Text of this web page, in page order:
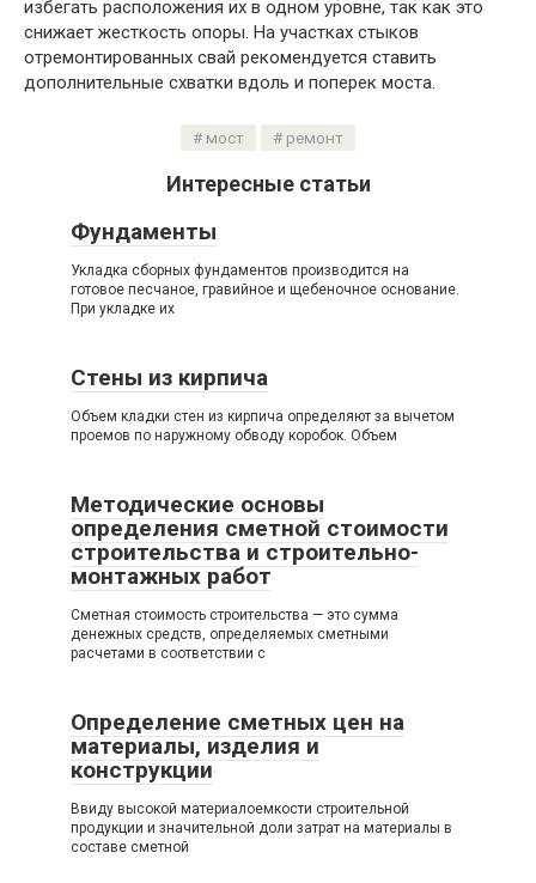
избегать расположения их в одном уровне, так как это
снижает жесткость опоры. На участках стыков
отремонтированных свай рекомендуется ставить
дополнительные схватки вдоль и поперек моста.
мост ремонт
Интересные статьи
Фундаменты
Укладка сборных фундаментов производится на
готовое песчаное, гравийное и щебеночное основание.
При укладке их
Стены из кирпича
Объем кладки стен из кирпича определяют за вычетом
проемов по наружному обводу коробок. Объем
Методические основы
определения сметной стоимости
строительства и строительно-
монтажных работ
Сметная стоимость строительства — это сумма
денежных средств, определяемых сметными
расчетами в соответствии с
Определение сметных цен на
материалы, изделия и
конструкции
Ввиду высокой материалоемкости строительной
продукции и значительной доли затрат на материалы в
составе сметной